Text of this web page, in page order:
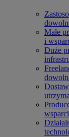
Małe
i
Duże